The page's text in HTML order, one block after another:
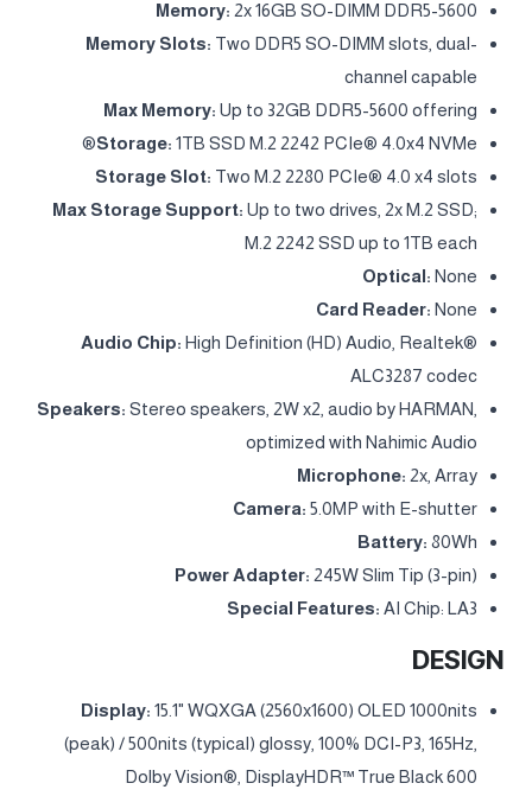
Specifications)
PERFORMANCE
Processor: Intel® Core Ultra 7 255HX, 20C (8P + 12E) /
20T, Max Turbo up to 5.2GHz, 30MB
AI PC Category: AI-Powered Gaming PC
NPU:Integrated Intel® AI Boost, up to 13 TOPS
NVIDIA® GeForce RTX™ 5060 8GB GDDR7,
Boost Clock 2497MHz, TGP 115W, 572 AI TOPS
Intel® HM870 Chipset
Memory:2x 16GB SO-DIMM DDR5-5600
Two DDR5 SO-DIMM slots, dual-
channel capable
Up to 32GB DDR5-5600 offering
1TB SSD M.2 2242 PCIe® 4.0x4 NVMe®
Two M.2 2280 PCIe® 4.0 x4 slots
Up to two drives, 2x M.2 SSD;
M.2 2242 SSD up to 1TB each
Optical:None
Card Reader:None
ALC3287 codec
Speakers: Stereo speakers, 2W x2, audio by HARMAN,
optimized with Nahimic Audio